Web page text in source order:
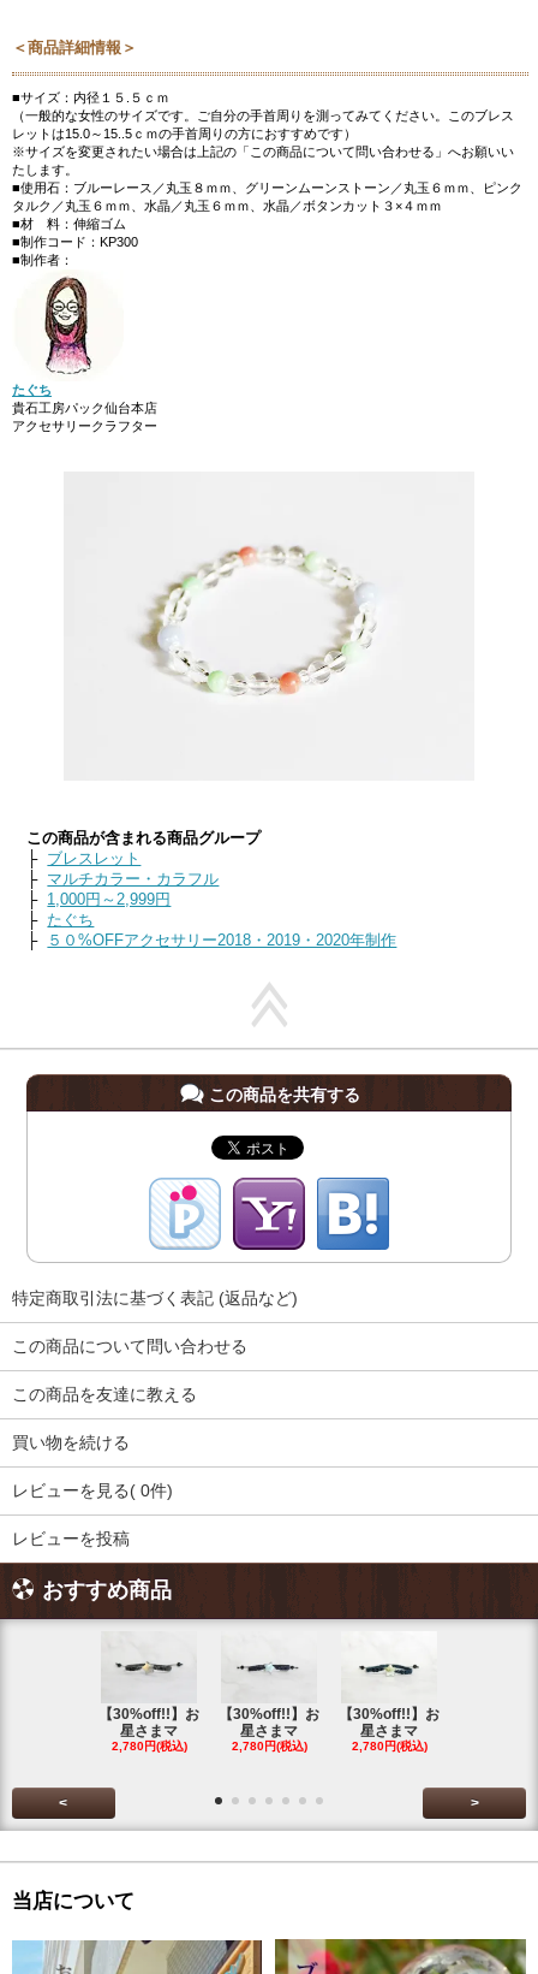
＜商品詳細情報＞
■サイズ：内径１５.５ｃｍ
（一般的な女性のサイズです。ご自分の手首周りを測ってみてください。このブレス
レットは15.0～15..5ｃｍの手首周りの方におすすめです）
※サイズを変更されたい場合は上記の「この商品について問い合わせる」へお願いい
たします。
■使用石：ブルーレース／丸玉８ｍｍ、グリーンムーンストーン／丸玉６ｍｍ、ピンク
タルク／丸玉６ｍｍ、水晶／丸玉６ｍｍ、水晶／ボタンカット３×４ｍｍ
■材 料：伸縮ゴム
■制作コード：KP300
■制作者：
たぐち
貴石工房パック仙台本店
アクセサリークラフター
この商品が含まれる商品グループ
├ ブレスレット
├ マルチカラー・カラフル
├ 1,000円～2,999円
├ たぐち
├
５０%OFFアクセサリー2018・2019・2020年制作
この商品を共有する
特定商取引法に基づく表記 (返品など)
この商品について問い合わせる
この商品を友達に教える
買い物を続ける
レビューを見る( 0件)
レビューを投稿
おすすめ商品
【30%off!!】お
星さまマ
2,780円(税込)
【30%off!!】お
星さまマ
2,780円(税込)
【30%off!!】お
星さまマ
2,780円(税込)
< >
当店について